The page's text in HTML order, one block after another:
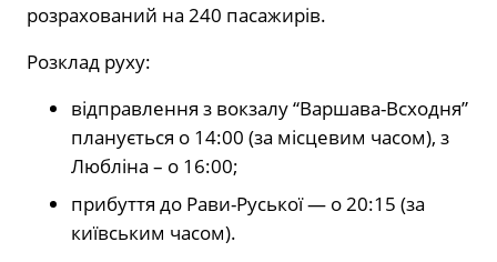
розрахований на 240 пасажирів.
Розклад руху:
відправлення з вокзалу “Варшава-Всходня”
планується о 14:00 (за місцевим часом), з
Любліна – о 16:00;
прибуття до Рави-Руської — о 20:15 (за
київським часом).